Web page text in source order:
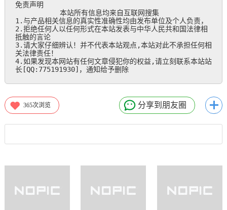
免责声明
本站所有信息均来自互联网搜集
1.与产品相关信息的真实性准确性均由发布单位及个人负责，
2.拒绝任何人以任何形式在本站发表与中华人民共和国法律相
抵触的言论
3.请大家仔细辨认！并不代表本站观点,本站对此不承担任何相
关法律责任！
4.如果发现本网站有任何文章侵犯你的权益,请立刻联系本站站
长[QQ:775191930]，通知给予删除
365次浏览 分享到朋友圈